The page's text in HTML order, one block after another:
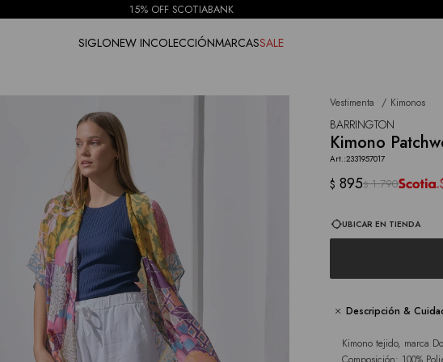
15% OFF SCOTIABANK
SIGLONEW INCOLECCIÓNMARCASSALE
Vestimenta Kimonos
BARRINGTON
Kimono
2331957017
$ 895$ 1.790
UBICAR EN TIENDA
Descripción &
Kimono tejido, marca